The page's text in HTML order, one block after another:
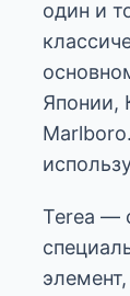
один и
Японии,
Terea —